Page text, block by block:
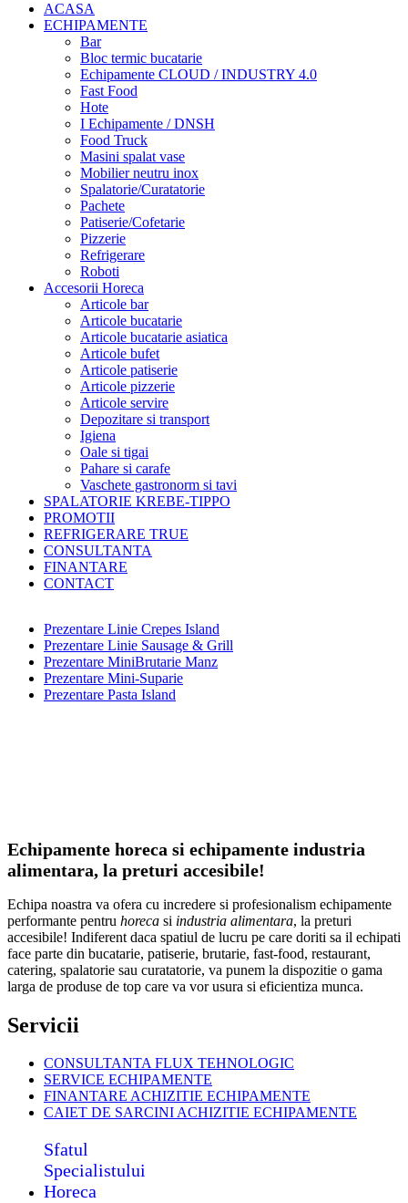
ACASA
ECHIPAMENTE
Bar
Bloc termic bucatarie
Echipamente CLOUD / INDUSTRY 4.0
Fast Food
Hote
I Echipamente / DNSH
Food Truck
Masini spalat vase
Mobilier neutru inox
Spalatorie/Curatatorie
Pachete
Patiserie/Cofetarie
Pizzerie
Refrigerare
Roboti
Accesorii Horeca
Articole bar
Articole bucatarie
Articole bucatarie asiatica
Articole bufet
Articole patiserie
Articole pizzerie
Articole servire
Depozitare si transport
Igiena
Oale si tigai
Pahare si carafe
Vaschete gastronorm si tavi
SPALATORIE KREBE-TIPPO
PROMOTII
REFRIGERARE TRUE
CONSULTANTA
FINANTARE
CONTACT
Prezentare Linie Crepes Island
Prezentare Linie Sausage & Grill
Prezentare MiniBrutarie Manz
Prezentare Mini-Suparie
Prezentare Pasta Island
Echipamente horeca si echipamente industria
alimentara, la preturi accesibile!
Echipa noastra va ofera cu incredere si profesionalism echipamente
performante pentru horeca si industria alimentara, la preturi
accesibile! Indiferent daca spatiul de lucru pe care doriti sa il echipati
face parte din bucatarie, patiserie, brutarie, fast-food, restaurant,
catering, spalatorie sau curatatorie, va punem la dispozitie o gama
larga de produse de top care va vor usura si eficientiza munca.
Servicii
CONSULTANTA FLUX TEHNOLOGIC
SERVICE ECHIPAMENTE
FINANTARE ACHIZITIE ECHIPAMENTE
CAIET DE SARCINI ACHIZITIE ECHIPAMENTE
Sfatul
Specialistului
Horeca